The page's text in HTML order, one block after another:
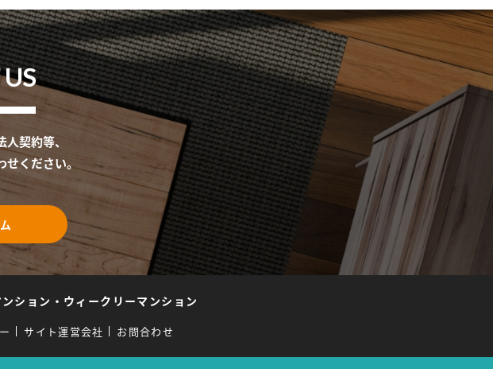
契約等、
ください。
ション・ウィークリーマンション
サイト運営会社 お問合わせ